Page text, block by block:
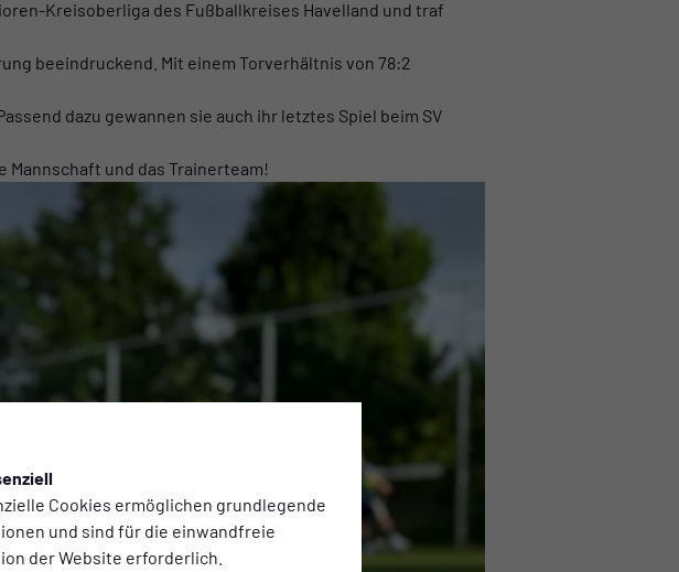
Cookies ermöglichen grundlegende
und sind für die einwandfreie
der Website erforderlich.
Kreisoberliga des Fußballkreises Havelland und traf
beeindruckend. Mit einem Torverhältnis von 78:2
dazu gewannen sie auch ihr letztes Spiel beim SV
und das Trainerteam!